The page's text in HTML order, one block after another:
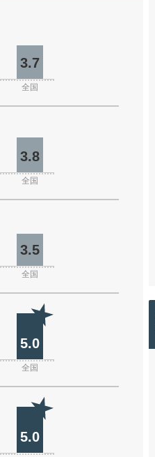
3.7
全国
3.8
全国
3.5
全国
5.0
全国
5.0